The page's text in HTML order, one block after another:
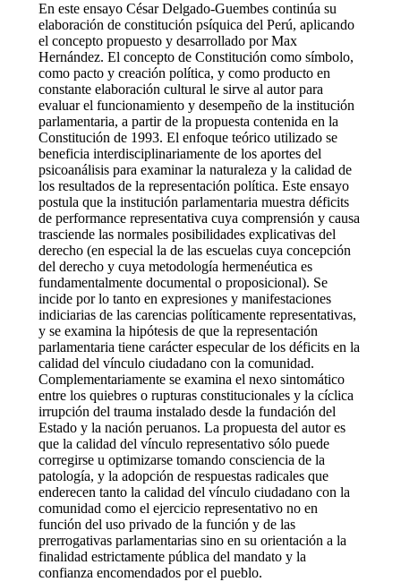
En este ensayo César Delgado-Guembes continúa su
elaboración de constitución psíquica del Perú, aplicando
el concepto propuesto y desarrollado por Max
Hernández. El concepto de Constitución como símbolo,
como pacto y creación política, y como producto en
constante elaboración cultural le sirve al autor para
evaluar el funcionamiento y desempeño de la institución
parlamentaria, a partir de la propuesta contenida en la
Constitución de 1993. El enfoque teórico utilizado se
beneficia interdisciplinariamente de los aportes del
psicoanálisis para examinar la naturaleza y la calidad de
los resultados de la representación política. Este ensayo
postula que la institución parlamentaria muestra déficits
de performance representativa cuya comprensión y causa
trasciende las normales posibilidades explicativas del
derecho (en especial la de las escuelas cuya concepción
del derecho y cuya metodología hermenéutica es
fundamentalmente documental o proposicional). Se
incide por lo tanto en expresiones y manifestaciones
indiciarias de las carencias políticamente representativas,
y se examina la hipótesis de que la representación
parlamentaria tiene carácter especular de los déficits en la
calidad del vínculo ciudadano con la comunidad.
Complementariamente se examina el nexo sintomático
entre los quiebres o rupturas constitucionales y la cíclica
irrupción del trauma instalado desde la fundación del
Estado y la nación peruanos. La propuesta del autor es
que la calidad del vínculo representativo sólo puede
corregirse u optimizarse tomando consciencia de la
patología, y la adopción de respuestas radicales que
enderecen tanto la calidad del vínculo ciudadano con la
comunidad como el ejercicio representativo no en
función del uso privado de la función y de las
prerrogativas parlamentarias sino en su orientación a la
finalidad estrictamente pública del mandato y la
confianza encomendados por el pueblo.